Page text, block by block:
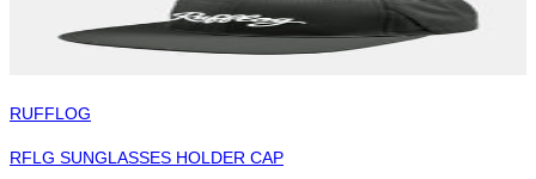
RUFFLOG
RFLG SUNGLASSES HOLDER CAP